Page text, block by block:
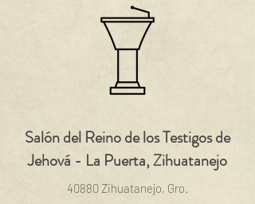
Salón del Reino de los Testigos de
Jehová - La Puerta, Zihuatanejo
40880 Zihuatanejo, Gro.